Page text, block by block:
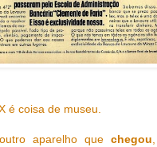
é coisa de museu.
aparelho quechegou